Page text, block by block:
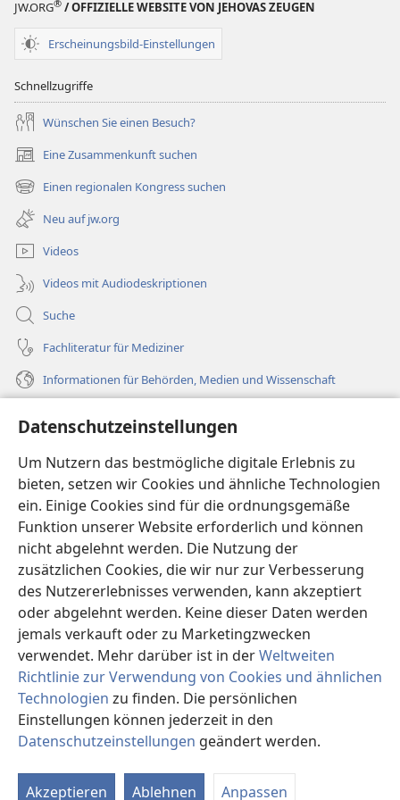
Datenschutzeinstellungen
Um Nutzern das bestmögliche digitale Erlebnis zu
bieten, setzen wir Cookies und ähnliche Technologien
ein. Einige Cookies sind für die ordnungsgemäße
Funktion unserer Website erforderlich und können
nicht abgelehnt werden. Die Nutzung der
zusätzlichen Cookies, die wir nur zur Verbesserung
des Nutzererlebnisses verwenden, kann akzeptiert
oder abgelehnt werden. Keine dieser Daten werden
jemals verkauft oder zu Marketingzwecken
verwendet. Mehr darüber ist in derWeltweiten
Richtlinie zur Verwendung von Cookies und ähnlichen
Technologien zu finden. Die persönlichen
Einstellungen können jederzeit in den
Datenschutzeinstellungen geändert werden.
Akzeptieren Ablehnen Anpassen
JW.ORG® / OFFIZIELLE WEBSITE VON JEHOVAS ZEUGEN
Erscheinungsbild-Einstellungen
Schnellzugriffe
Wünschen Sie einen Besuch?
Eine Zusammenkunft suchen
(öffnet
neues
Fenster)
Einen regionalen Kongress suchen
(öffnet
neues
Fenster)
Neu auf jw.org
Videos
Videos mit Audiodeskriptionen
Suche
Fachliteratur für Mediziner
Informationen für Behörden, Medien und Wissenschaft
Spenden
(öffnet
neues
Fenster)Wachtturm ONLINE-BIBLIOTHEK
(öffnet
neues
Fenster)JW Hub®
(öffnet
neues
Fenster)JW Library
Watchtower Library ®
Copyright© 2026 Watch Tower Bible and Tract Society of Pennsylvania.
NUTZUNGSBEDINGUNGEN| DATENSCHUTZERKLÄRUNG
DATENSCHUTZEINSTELLUNGEN